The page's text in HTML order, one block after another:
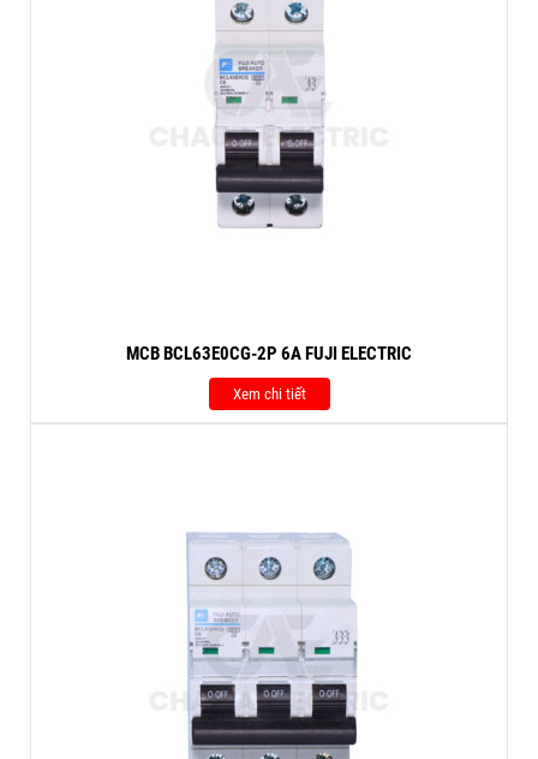
MCB BCL63E0CG-2P 6A FUJI ELECTRIC
Xem chi tiết